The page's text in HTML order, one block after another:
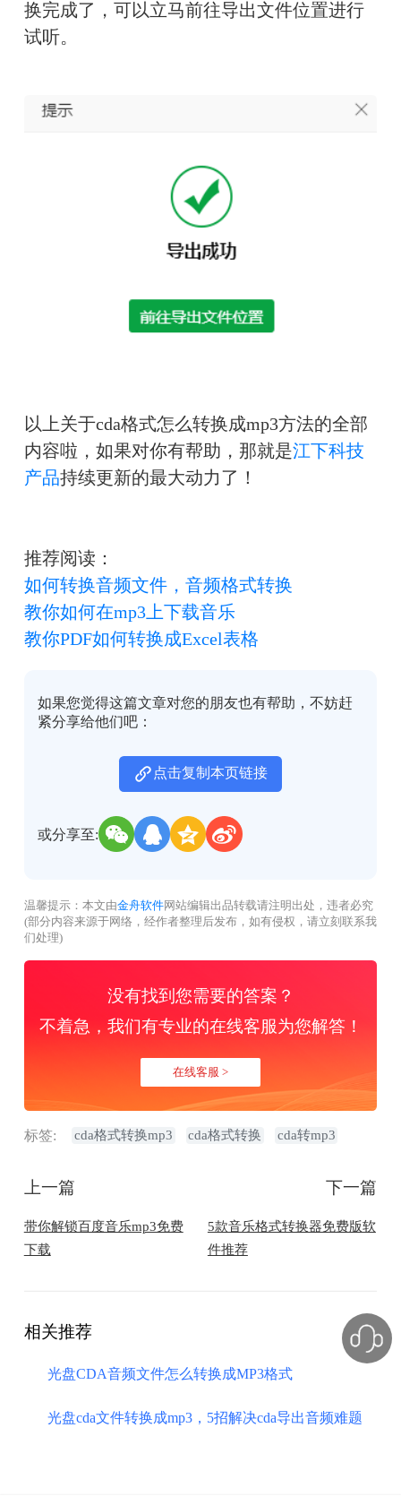
换完成了，可以立马前往导出文件位置进行
试听。
以上关于cda格式怎么转换成mp3方法的全部
内容啦，如果对你有帮助，那就是江下科技
产品持续更新的最大动力了！
推荐阅读：
如何转换音频文件，音频格式转换
教你如何在mp3上下载音乐
教你PDF如何转换成Excel表格
如果您觉得这篇文章对您的朋友也有帮助，不妨赶
紧分享给他们吧：
点击复制本页链接
或分享至:
温馨提示：本文由金舟软件网站编辑出品转载请注明出处，违者必究
(部分内容来源于网络，经作者整理后发布，如有侵权，请立刻联系我
们处理)
没有找到您需要的答案？
不着急，我们有专业的在线客服为您解答！
在线客服 >
标签: cda格式转换mp3 cda格式转换 cda转mp3
上一篇
带你解锁百度音乐mp3免费
下载
下一篇
5款音乐格式转换器免费版软
件推荐
相关推荐
光盘CDA音频文件怎么转换成MP3格式
光盘cda文件转换成mp3，5招解决cda导出音频难题